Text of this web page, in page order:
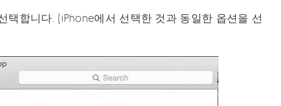
합니다. (iPhone에서 선택한 것과 동일한 옵션을 선